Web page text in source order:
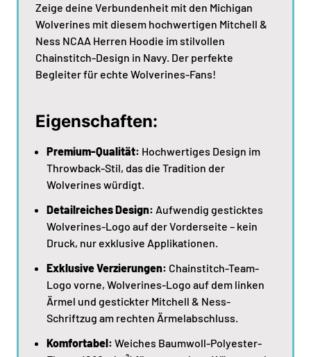
Zeige deine Verbundenheit mit den Michigan
Wolverines mit diesem hochwertigen Mitchell &
Ness NCAA Herren Hoodie im stilvollen
Chainstitch-Design in Navy. Der perfekte
Begleiter für echte Wolverines-Fans!
Eigenschaften:
Premium-Qualität: Hochwertiges Design im
Throwback-Stil, das die Tradition der
Wolverines würdigt.
Detailreiches Design: Aufwendig gesticktes
Wolverines-Logo auf der Vorderseite – kein
Druck, nur exklusive Applikationen.
Exklusive Verzierungen: Chainstitch-Team-
Logo vorne, Wolverines-Logo auf dem linken
Ärmel und gestickter Mitchell & Ness-
Schriftzug am rechten Ärmelabschluss.
Komfortabel: Weiches Baumwoll-Polyester-